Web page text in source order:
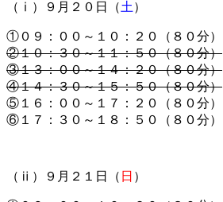
（ⅰ）９月２０日（土 ）
①０９：００～１０：２０（８０分）
②１０：３０～１１：５０（８０分）
③１３：００～１４：２０（８０分）
④１４：３０～１５：５０（８０分）
⑤１６：００～１７：２０（８０分）
⑥１７：３０～１８：５０（８０分）
（ⅱ）９月２１日（ 日 ）